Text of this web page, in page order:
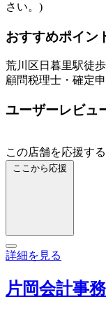
さい。)
おすすめポイン
荒川区日暮里駅徒
顧問税理士・確定
ユーザーレビュ
この店舗を応援する
ここから応援
詳細を見る
片岡会計事